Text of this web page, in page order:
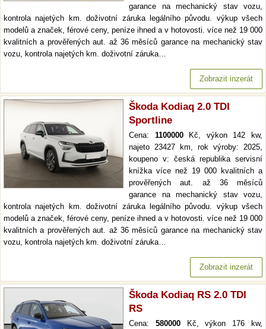
garance na mechanický stav vozu,
kontrola najetých km. doživotní záruka legálního původu. výkup všech
modelů a značek, férové ceny, peníze ihned a v hotovosti. více než 19 000
kvalitních a prověřených aut. až 36 měsíců garance na mechanický stav
vozu, kontrola najetých km. doživotní záruka…
Zobrazit inzerát
Škoda Kodiaq 2.0 TDI
Sportline
Cena: 1100000Kč, výkon 142 kw,
najeto 23427 km, rok výroby: 2025,
koupeno v: česká republika servisní
knížka více než 19 000 kvalitních a
prověřených aut. až 36 měsíců
garance na mechanický stav vozu,
kontrola najetých km. doživotní záruka legálního původu. výkup všech
modelů a značek, férové ceny, peníze ihned a v hotovosti. více než 19 000
kvalitních a prověřených aut. až 36 měsíců garance na mechanický stav
vozu, kontrola najetých km. doživotní záruka…
Zobrazit inzerát
Škoda Kodiaq RS 2.0 TDI
RS
Cena: 580000Kč, výkon 176 kw,